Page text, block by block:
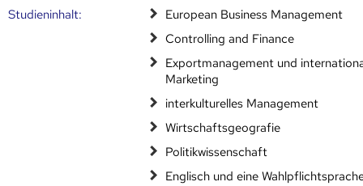
Studien­inhalt:
European Business Management
Controlling and Finance
Exportmanagement und
Marketing
interkulturelles Management
Wirtschaftsgeografie
Politikwissenschaft
Englisch und eine